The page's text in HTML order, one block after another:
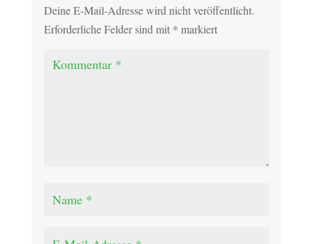
Deine E-Mail-Adresse wird nicht veröffentlicht.
Erforderliche Felder sind mit * markiert